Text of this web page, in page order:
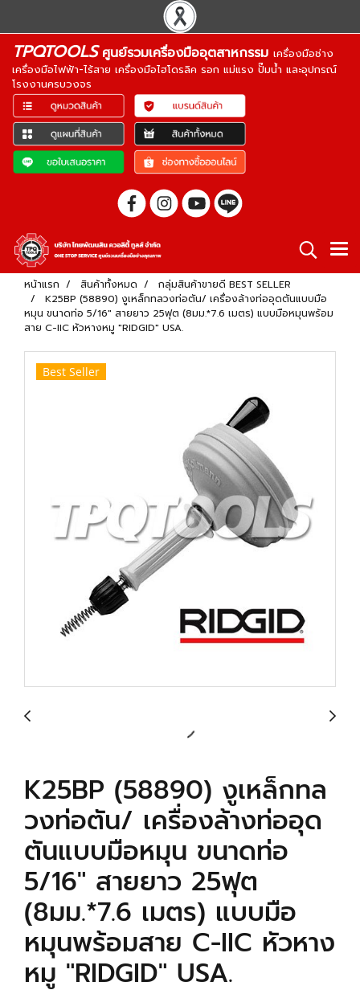
TPQTOOLSศูนย์รวมเครื่องมืออุตสาหกรรม เครื่องมือช่าง
เครื่องมือไฟฟ้า-ไร้สาย เครื่องมือไฮโดรลิค รอก แม่แรง ปั๊มน้ำ และอุปกรณ์
โรงงานครบวงจร
หน้าแรก สินค้าทั้งหมด
กลุ่มสินค้าขายดี BEST SELLER
K25BP (58890) งูเหล็กทลวงท่อตัน/ เครื่องล้างท่ออุดตันแบบมือ
หมุน ขนาดท่อ 5/16" สายยาว 25ฟุต (8มม.*7.6 เมตร) แบบมือหมุนพร้อม
สาย C-IIC หัวหางหมู "RIDGID" USA.
Best Seller
K25BP (58890) งูเหล็กทล
วงท่อตัน/ เครื่องล้างท่ออุด
ตันแบบมือหมุน ขนาดท่อ
5/16" สายยาว 25ฟุต
(8มม.*7.6 เมตร) แบบมือ
หมุนพร้อมสาย C-IIC หัวหาง
หมู "RIDGID" USA.